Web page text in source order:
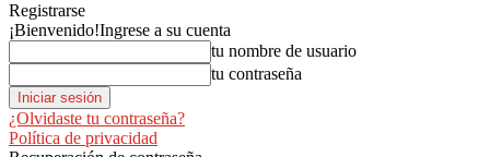
Registrarse
¡Bienvenido!Ingrese a su cuenta
tu nombre de usuario
tu contraseña
¿Olvidaste tu contraseña?
Política de privacidad